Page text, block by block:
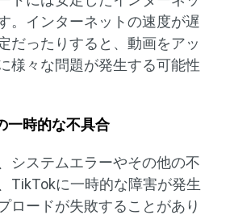
。インターネットの速度が遅
だったりすると、動画をアッ
様々な問題が発生する可能性
一時的な不具合
システムエラーやその他の不
TikTokに一時的な障害が発生
ロードが失敗することがあり